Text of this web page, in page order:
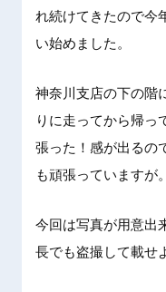
れ続けて きたので今
い始めま した。
神奈川支店の下の階
りに走ってから帰っ
張った！ 感が出るの
も頑張っていますが。
今回は写真が用意出
長でも盗撮して載せ